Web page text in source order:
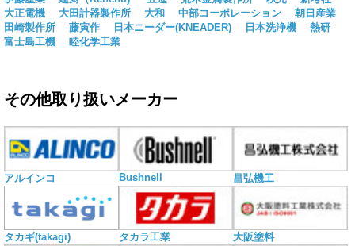
大正電機
大田計器製作所 大和 中部コーポレーション
朝日産業
田崎製作所
藤寅作 日本ニーダー(KNEADER) 日本洗浄機
熱研
富士島工機
睦化学工業
その他取り扱いメーカー
アルインコ Bushnell 昌弘機工
タカギ(takagi) タカラ工業 大阪塗料